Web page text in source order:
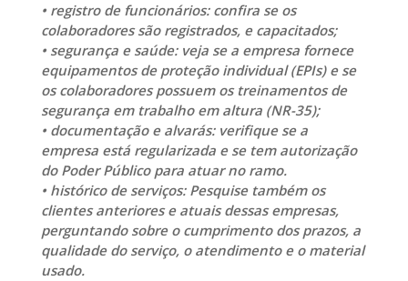
• registro de funcionários: confira se os
colaboradores são registrados, e capacitados;
• segurança e saúde: veja se a empresa fornece
equipamentos de proteção individual (EPIs) e se
os colaboradores possuem os treinamentos de
segurança em trabalho em altura (NR-35);
• documentação e alvarás: verifique se a
empresa está regularizada e se tem autorização
do Poder Público para atuar no ramo.
• histórico de serviços: Pesquise também os
clientes anteriores e atuais dessas empresas,
perguntando sobre o cumprimento dos prazos, a
qualidade do serviço, o atendimento e o material
usado.